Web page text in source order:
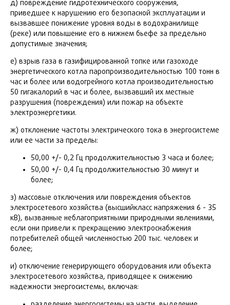
д) повреждение гидротехнического сооружения,
приведшее к нарушению его безопасной эксплуатации и
вызвавшее понижение уровня воды в водохранилище
(реке) или повышение его в нижнем бьефе за предельно
допустимые значения;
е) взрыв газа в газифицированной топке или газоходе
энергетического котла паропроизводительностью 100 тонн в
час и более или водогрейного котла производительностью
50 гигакалорий в час и более, вызвавший их местные
разрушения (повреждения) или пожар на объекте
электроэнергетики.
ж) отклонение частоты электрического тока в энергосистеме
или ее части за пределы:
50,00 +/- 0,2 Гц продолжительностью 3 часа и более;
50,00 +/- 0,4 Гц продолжительностью 30 минут и
более;
з) массовые отключения или повреждения объектов
электросетевого хозяйства (высшийкласс напряжения 6 - 35
кВ), вызванные неблагоприятными природными явлениями,
если они привели к прекращению электроснабжения
потребителей общей численностью 200 тыс. человек и
более;
и) отключение генерирующего оборудования или объекта
электросетевого хозяйства, приводящее к снижению
надежности энергосистемы, включая: